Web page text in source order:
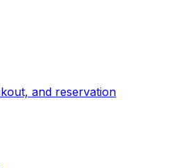
and reservation